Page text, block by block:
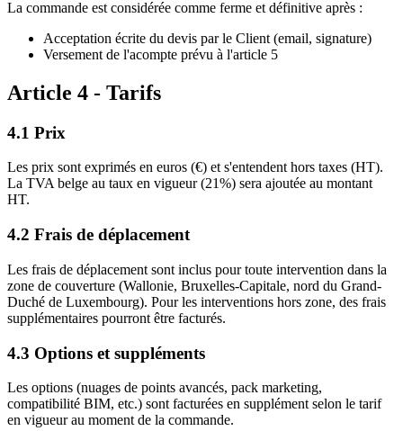
La commande est considérée comme ferme et définitive après :
Acceptation écrite du devis par le Client (email, signature)
Versement de l'acompte prévu à l'article 5
Article 4 - Tarifs
4.1 Prix
Les prix sont exprimés en euros (€) et s'entendent hors taxes (HT).
La TVA belge au taux en vigueur (21%) sera ajoutée au montant
HT.
4.2 Frais de déplacement
Les frais de déplacement sont inclus pour toute intervention dans la
zone de couverture (Wallonie, Bruxelles-Capitale, nord du Grand-
Duché de Luxembourg). Pour les interventions hors zone, des frais
supplémentaires pourront être facturés.
4.3 Options et suppléments
Les options (nuages de points avancés, pack marketing,
compatibilité BIM, etc.) sont facturées en supplément selon le tarif
en vigueur au moment de la commande.